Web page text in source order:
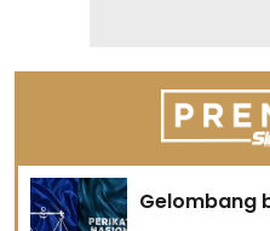
Gelombang